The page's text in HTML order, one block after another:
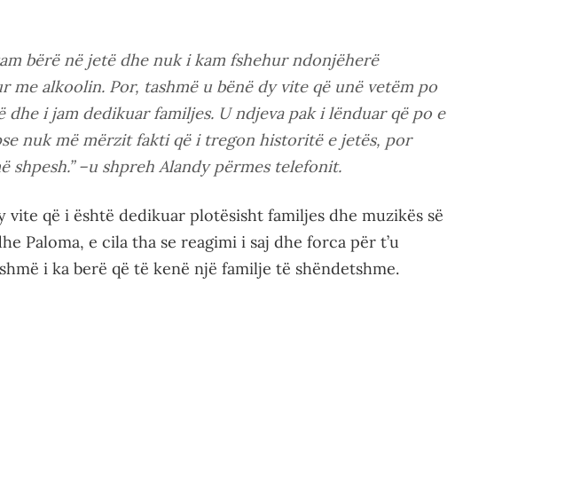
bërë në jetë dhe nuk i kam fshehur ndonjëherë
me alkoolin. Por, tashmë u bënë dy vite që unë vetëm po
i jam dedikuar familjes. U ndjeva pak i lënduar që po e
nuk më mërzit fakti që i tregon historitë e jetës, por
shpesh.” –u shpreh Alandy përmes telefonit.
vite që i është dedikuar plotësisht familjes dhe muzikës së
Paloma, e cila tha se reagimi i saj dhe forca për t’u
i ka berë që të kenë një familje të shëndetshme.